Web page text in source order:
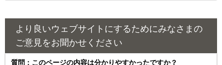
より良いウェブサイトにするためにみなさまの
ご意見をお聞かせください
質問：このページの内容は分かりやすかったですか？